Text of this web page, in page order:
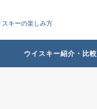
スキーの楽しみ方
ウイスキー紹介・比較